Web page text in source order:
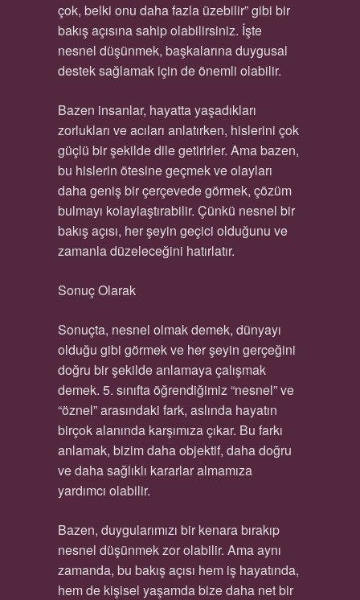
çok, belki onu daha fazla üzebilir” gibi bir
bakış açısına sahip olabilirsiniz. İşte
nesnel düşünmek, başkalarına duygusal
destek sağlamak için de önemli olabilir.
Bazen insanlar, hayatta yaşadıkları
zorlukları ve acıları anlatırken, hislerini çok
güçlü bir şekilde dile getirirler. Ama bazen,
bu hislerin ötesine geçmek ve olayları
daha geniş bir çerçevede görmek, çözüm
bulmayı kolaylaştırabilir. Çünkü nesnel bir
bakış açısı, her şeyin geçici olduğunu ve
zamanla düzeleceğini hatırlatır.
Sonuç Olarak
Sonuçta, nesnel olmak demek, dünyayı
olduğu gibi görmek ve her şeyin gerçeğini
doğru bir şekilde anlamaya çalışmak
demek. 5. sınıfta öğrendiğimiz “nesnel” ve
“öznel” arasındaki fark, aslında hayatın
birçok alanında karşımıza çıkar. Bu farkı
anlamak, bizim daha objektif, daha doğru
ve daha sağlıklı kararlar almamıza
yardımcı olabilir.
Bazen, duygularımızı bir kenara bırakıp
nesnel düşünmek zor olabilir. Ama aynı
zamanda, bu bakış açısı hem iş hayatında,
hem de kişisel yaşamda bize daha net bir